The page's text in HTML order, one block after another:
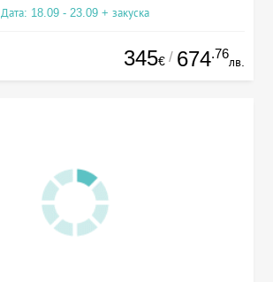
Дата: 18.09 - 23.09 + закуска
345€ / 674.76
лв.